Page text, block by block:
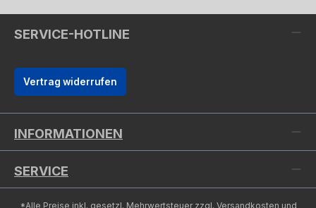
SERVICE-HOTLINE
Vertrag widerrufen
INFORMATIONEN
SERVICE
*Alle Preise inkl. gesetzl. Mehrwertsteuer zzgl. Versandkosten und